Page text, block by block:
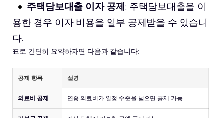
주택담보대출 이자 공제: 주택담보대출을 이
용한 경우 이자 비용을 일부 공제받을 수 있습니
다.
표로 간단히 요약하자면 다음과 같습니다:
공제 항목 설명
의료비 공제 연중 의료비가 일정 수준을 넘으면 공제 가능